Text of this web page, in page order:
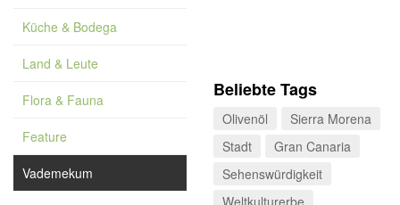
Küche & Bodega
Land & Leute
Flora & Fauna
Feature
Vademekum
Beliebte Tags
Olivenöl
Sierra Morena
Stadt
Gran Canaria
Sehenswürdigkeit
Weltkulturerbe